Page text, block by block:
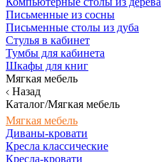
Письменные из сосны
Письменные столы из дуба
Стулья в кабинет
Тумбы для кабинета
Шкафы для книг
Мягкая мебель
Назад
Каталог/Мягкая мебель
Мягкая мебель
Диваны-кровати
Кресла классические
Кресла-кровати